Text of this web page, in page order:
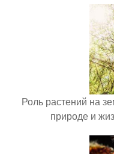
Роль растений на
природе и